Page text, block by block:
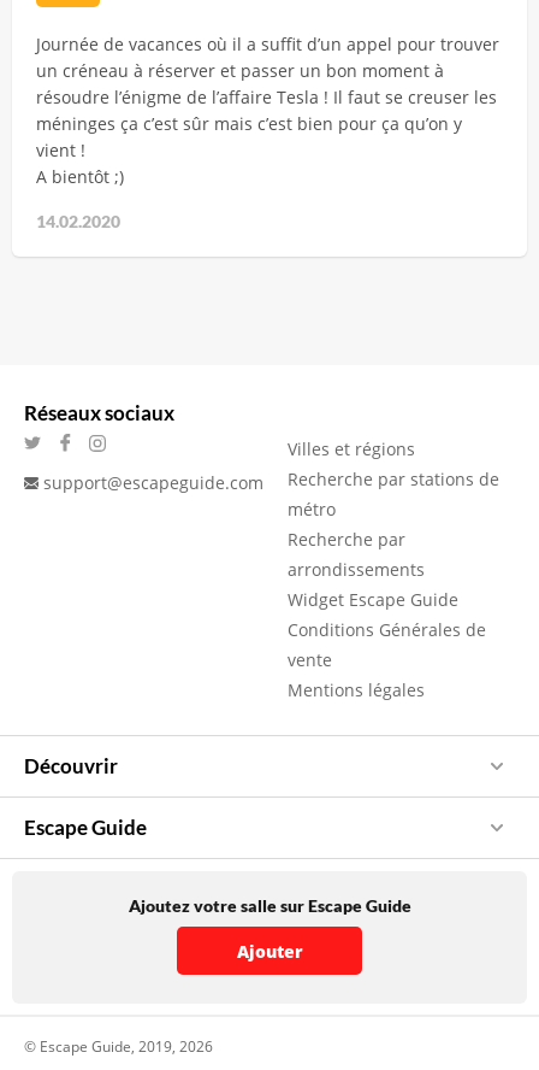
Journée de vacances où il a suffit d’un appel pour trouver
un créneau à réserver et passer un bon moment à
résoudre l’énigme de l’affaire Tesla ! Il faut se creuser les
méninges ça c’est sûr mais c’est bien pour ça qu’on y
vient !
A bientôt ;)
14.02.2020
Réseaux sociaux
support@escapeguide.com
Villes et régions
Recherche par stations de
métro
Recherche par
arrondissements
Widget Escape Guide
Conditions Générales de
vente
Mentions légales
Découvrir
Escape Guide
Ajoutez votre salle sur Escape Guide
Ajouter
© Escape Guide, 2019, 2026